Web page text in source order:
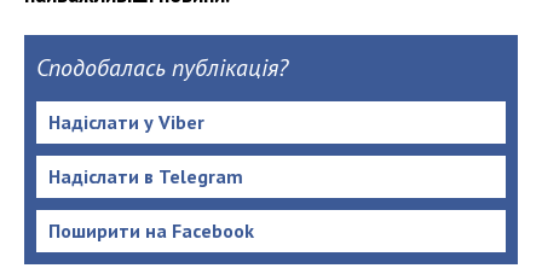
Сподобалась публікація?
Надіслати у Viber
Надіслати в Telegram
Поширити на Facebook